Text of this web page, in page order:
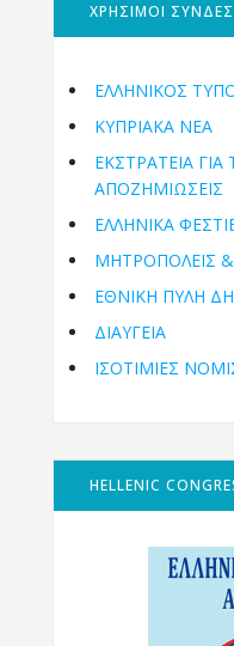
ΧΡΗΣΙΜΟΙ
ΕΛΛΗΝΙΚΟΣ
ΚΥΠΡΙΑΚΑ ΝΕΑ
ΕΚΣΤΡΑΤΕΙΑ ΓΙΑ
ΑΠΟΖΗΜΙΩΣΕΙΣ
ΕΛΛΗΝΙΚΆ
ΜΗΤΡΟΠΌΛΕΙΣ
ΕΘΝΙΚΉ ΠΎΛΗ
ΔΙΑΥΓΕΙΑ
ΙΣΟΤΙΜΙΕΣ
HELLENIC